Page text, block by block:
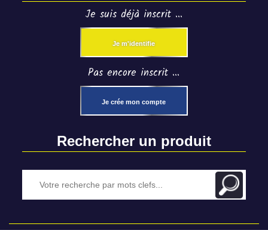
Je suis déjà inscrit ...
Je m'identifie
Pas encore inscrit ...
Je crée mon compte
Rechercher un produit